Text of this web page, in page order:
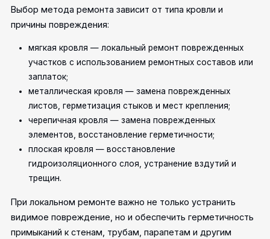
Выбор метода ремонта зависит от типа кровли и
причины повреждения:
мягкая кровля — локальный ремонт поврежденных
участков с использованием ремонтных составов или
заплаток;
металлическая кровля — замена поврежденных
листов, герметизация стыков и мест крепления;
черепичная кровля — замена поврежденных
элементов, восстановление герметичности;
плоская кровля — восстановление
гидроизоляционного слоя, устранение вздутий и
трещин.
При локальном ремонте важно не только устранить
видимое повреждение, но и обеспечить герметичность
примыканий к стенам, трубам, парапетам и другим